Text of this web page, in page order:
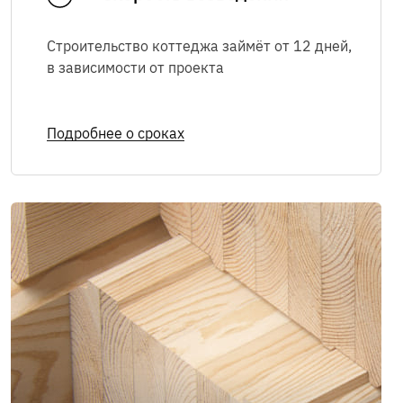
Я соглашаюсь сПолитикой в
обработку персональных данных
информационных сообщений
ОТПРАВИТЬ
Мы в соцсетях:
Строительство коттеджа займёт от 12 дней,
в зависимости от проекта
Подробнее о сроках